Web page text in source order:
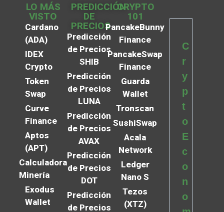
LO MÁS
VISTO
Cardano
(ADA)
IDEX
Crypto
Token
Swap
Curve
Finance
Aptos
(APT)
Calculadora
Minería
Exodus
Wallet
PREDICCIÓN
DE
PRECIOS
Predicción
de Precios
SHIB
Predicción
de Precios
LUNA
Predicción
de Precios
AVAX
Predicción
de Precios
DOT
Predicción
de Precios
CRYPTO
101
PancakeBunny
Finance
PancakeSwap
Finance
Guarda
Wallet
Tronscan
SushiSwap
Acala
Network
Ledger
Nano S
Tezos
(XTZ)
C
r
y
p
t
o
E
c
o
n
o